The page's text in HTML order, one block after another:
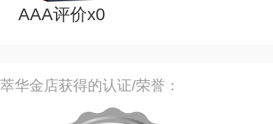
AAA评价x0
萃华金店获得的认证/荣誉：